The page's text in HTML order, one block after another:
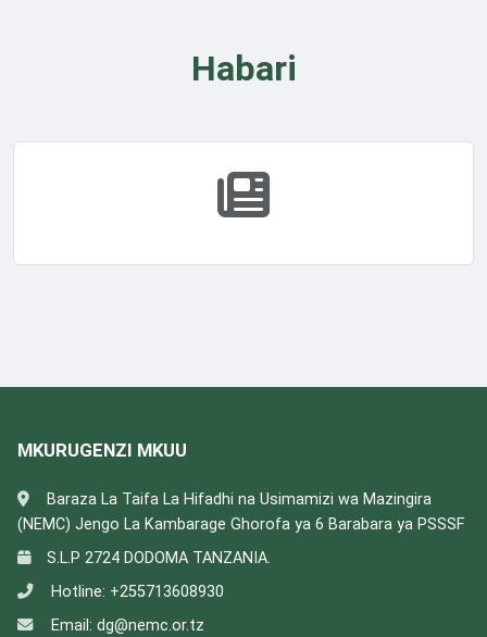
Habari
MKURUGENZI MKUU
Baraza La Taifa La Hifadhi na Usimamizi wa Mazingira
(NEMC) Jengo La Kambarage Ghorofa ya 6 Barabara ya PSSSF
S.L.P 2724 DODOMA TANZANIA.
Hotline: +255713608930
Email: dg@nemc.or.tz